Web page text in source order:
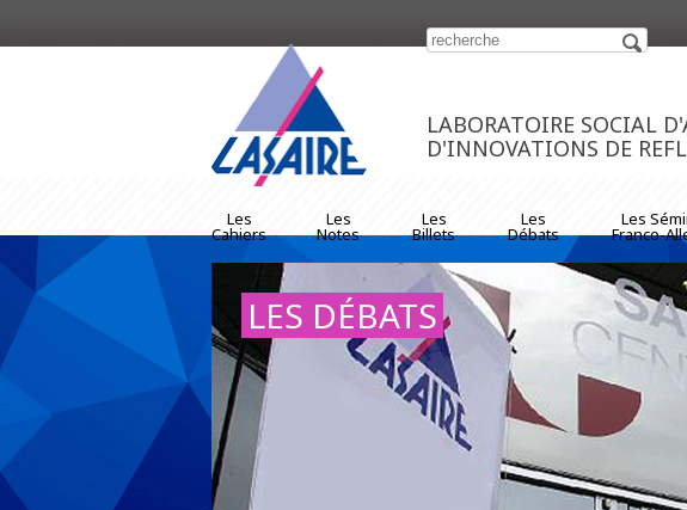
LABORATOIRE SOCIAL
D'INNOVATIONS DE
Les
Cahiers
Les
Notes
Les
Billets
Les
Débats
Les
Franco-
LES DÉBATS